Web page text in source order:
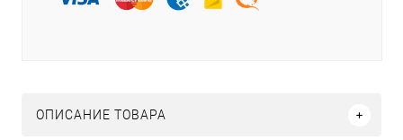
ОПИСАНИЕ ТОВАРА